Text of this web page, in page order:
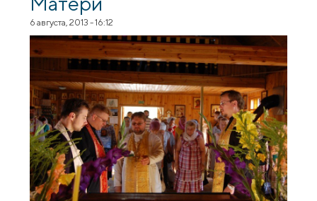
6 августа, 2013 - 16:12